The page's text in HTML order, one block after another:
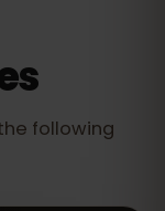
following